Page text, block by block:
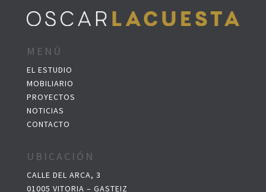
MENÚ
EL ESTUDIO
MOBILIARIO
PROYECTOS
NOTICIAS
CONTACTO
UBICACIÓN
CALLE DEL ARCA, 3
01005 VITORIA – GASTEIZ